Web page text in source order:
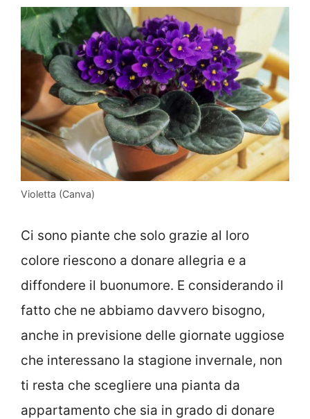
Violetta (Canva)
Ci sono piante che solo grazie al loro
colore riescono a donare allegria e a
diffondere il buonumore. E considerando il
fatto che ne abbiamo davvero bisogno,
anche in previsione delle giornate uggiose
che interessano la stagione invernale, non
ti resta che scegliere una pianta da
appartamento che sia in grado di donare